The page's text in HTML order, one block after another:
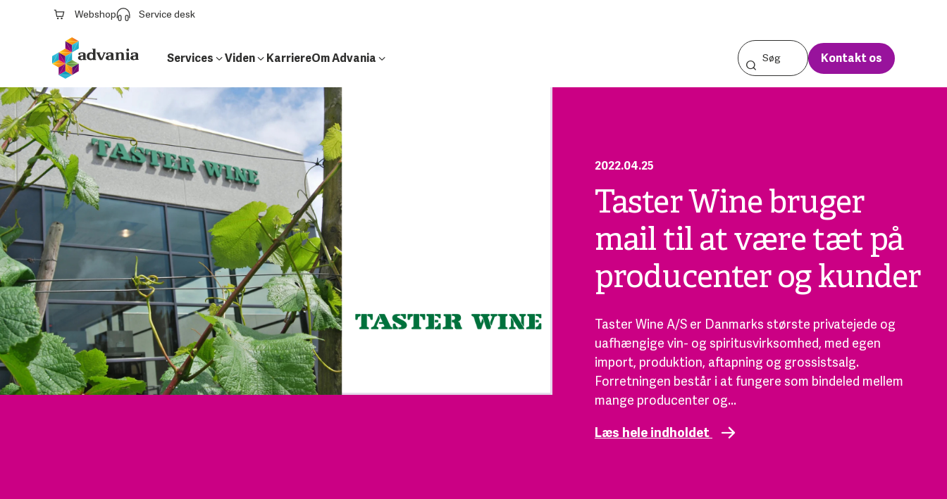
Webshop Service desk
Services Viden KarriereOm Advania Kontakt os
2022.04.25
Taster Wine bruger
mail til at være tæt på
producenter og kunder
Taster Wine A/S er Danmarks største privatejede og
uafhængige vin- og spiritusvirksomhed, med egen
import, produktion, aftapning og grossistsalg.
Forretningen består i at fungere som bindeled mellem
mange producenter og...
Læs hele indholdet